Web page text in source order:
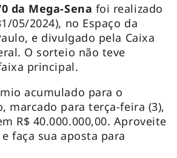
da Mega-Sena foi realizado
05/2024), no Espaço da
e divulgado pela Caixa
O sorteio não teve
principal.
acumulado para o
marcado para terça-feira (3),
R$ 40.000.000,00. Aproveite
faça sua aposta para